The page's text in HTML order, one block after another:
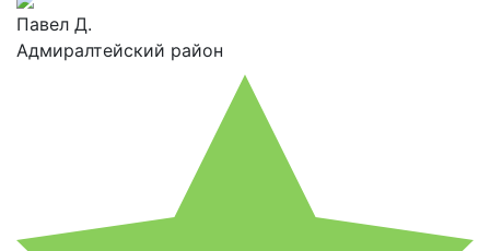
Павел Д.
Адмиралтейский район